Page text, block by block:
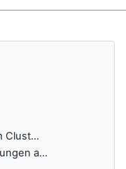
Clust...
a...